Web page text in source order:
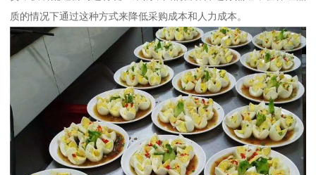
质的情况下通过这种方式来降低采购成本和人力成本。